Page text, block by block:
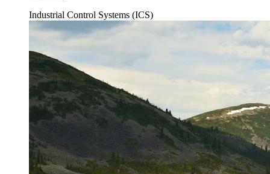
Industrial Control Systems (ICS)